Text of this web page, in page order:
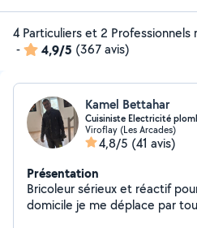
4 Particuliers et 2
-
4,9/5 (367 avis)
Kamel Bettahar
Cuisiniste Electricité
Viroflay (Les Arcades)
4,8/5 (41 avis)
Présentation
Bricoleur sérieux et réactif
domicile je me déplace par